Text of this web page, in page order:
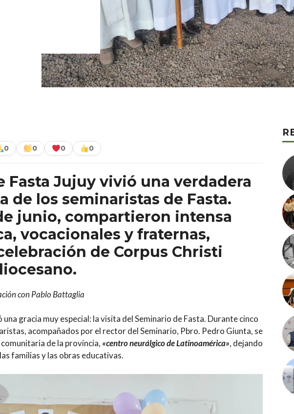
0 0 0 0
Fasta Jujuy vivió una verdadera
de los seminaristas de Fasta.
junio, compartieron intensa
vocacionales y fraternas,
de Corpus Christi
con Pablo Battaglia
gracia muy especial: la visita del Seminario de Fasta. Durante cinco
acompañados por el rector del Seminario, Pbro. Pedro Giunta, se
de la provincia, «centro neurálgico de Latinoamérica», dejando
familias y las obras educativas.